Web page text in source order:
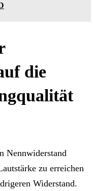
die
Nennwiderstand
zu erreichen
Widerstand.